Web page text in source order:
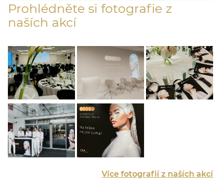
Prohlédněte si fotografie z
naších akcí
Více fotografií z naších akcí